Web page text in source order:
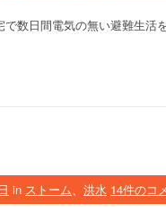
数日間電気の無い避難生活
in ストーム 洪水 14件のコ